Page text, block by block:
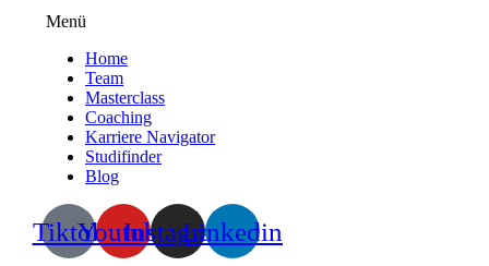
Menü
Home
Team
Masterclass
Coaching
Karriere Navigator
Studifinder
Blog
TiktokYoutubeInstagramLinkedin